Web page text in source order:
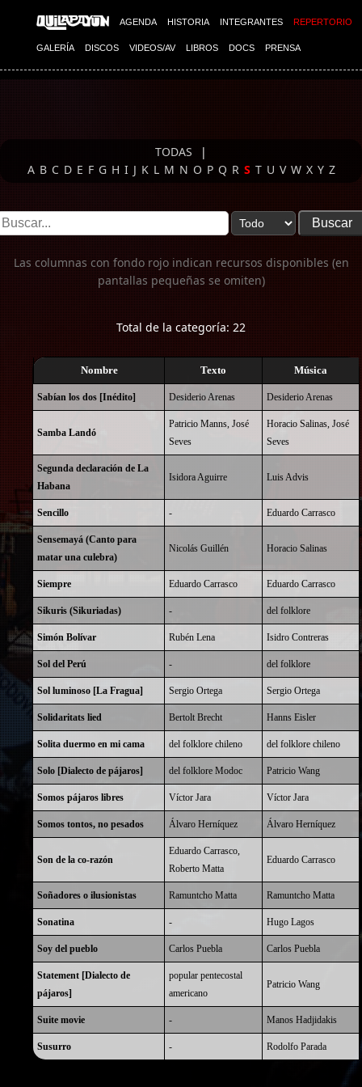
AGENDA HISTORIA INTEGRANTES REPERTORIO
GALERÍA DISCOS VIDEOS/AV LIBROS DOCS PRENSA
Imagen 01
TODAS
|
A B C D E F G H I J K L M N O P Q R S T U V W X Y Z
Las columnas con fondo rojo indican recursos disponibles (en
pantallas pequeñas se omiten)
Total de la categoría: 22
Nombre Texto Música
Sabían los dos [Inédito] Desiderio Arenas Desiderio Arenas
Samba Landó
Patricio Manns, José
Seves
Horacio Salinas, José
Seves
Segunda declaración de La
Habana
Isidora Aguirre Luis Advis
Sencillo - Eduardo Carrasco
Sensemayá (Canto para
matar una culebra)
Nicolás Guillén Horacio Salinas
Siempre Eduardo Carrasco Eduardo Carrasco
Sikuris (Sikuriadas) - del folklore
Simón Bolívar Rubén Lena Isidro Contreras
Sol del Perú - del folklore
Sol luminoso [La Fragua] Sergio Ortega Sergio Ortega
Solidaritats lied Bertolt Brecht Hanns Eisler
Solita duermo en mi cama del folklore chileno del folklore chileno
Solo [Dialecto de pájaros] del folklore Modoc Patricio Wang
Somos pájaros libres Víctor Jara Víctor Jara
Somos tontos, no pesados Álvaro Herníquez Álvaro Herníquez
Son de la co-razón
Eduardo Carrasco,
Roberto Matta
Eduardo Carrasco
Soñadores o ilusionistas Ramuntcho Matta Ramuntcho Matta
Sonatina - Hugo Lagos
Soy del pueblo Carlos Puebla Carlos Puebla
Statement [Dialecto de
pájaros]
popular pentecostal
americano
Patricio Wang
Suite movie - Manos Hadjidakis
Susurro - Rodolfo Parada